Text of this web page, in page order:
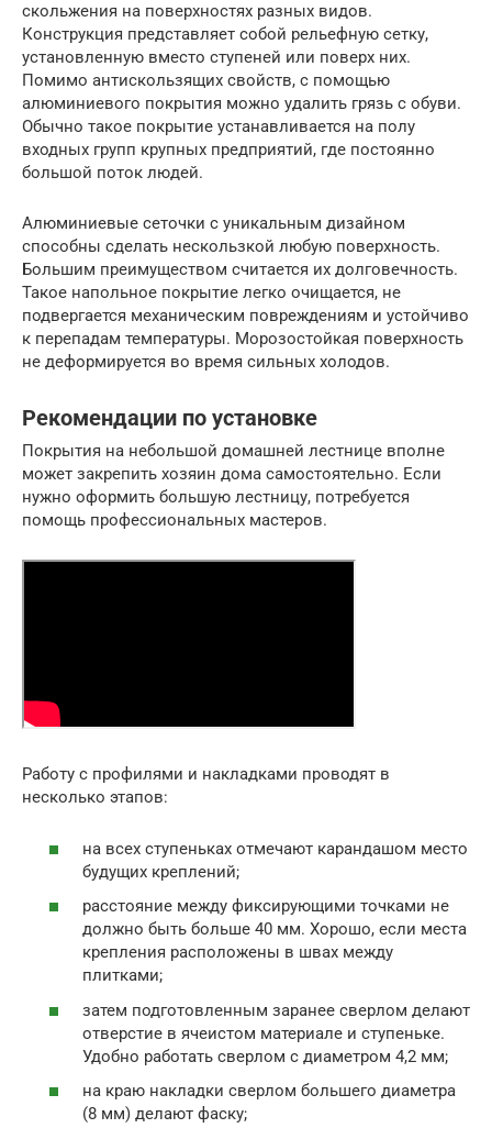
скольжения на поверхностях разных видов.
Конструкция представляет собой рельефную сетку,
установленную вместо ступеней или поверх них.
Помимо антискользящих свойств, с помощью
алюминиевого покрытия можно удалить грязь с обуви.
Обычно такое покрытие устанавливается на полу
входных групп крупных предприятий, где постоянно
большой поток людей.
Алюминиевые сеточки с уникальным дизайном
способны сделать нескользкой любую поверхность.
Большим преимуществом считается их долговечность.
Такое напольное покрытие легко очищается, не
подвергается механическим повреждениям и устойчиво
к перепадам температуры. Морозостойкая поверхность
не деформируется во время сильных холодов.
Рекомендации по установке
Покрытия на небольшой домашней лестнице вполне
может закрепить хозяин дома самостоятельно. Если
нужно оформить большую лестницу, потребуется
помощь профессиональных мастеров.
Работу с профилями и накладками проводят в
несколько этапов:
на всех ступеньках отмечают карандашом место
будущих креплений;
расстояние между фиксирующими точками не
должно быть больше 40 мм. Хорошо, если места
крепления расположены в швах между
плитками;
затем подготовленным заранее сверлом делают
отверстие в ячеистом материале и ступеньке.
Удобно работать сверлом с диаметром 4,2 мм;
на краю накладки сверлом большего диаметра
(8 мм) делают фаску;